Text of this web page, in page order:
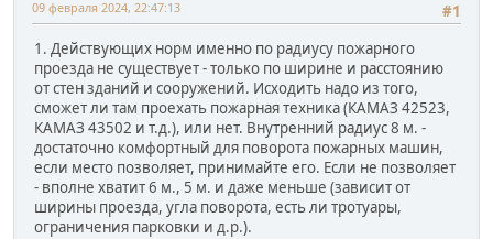
#1
09 февраля 2024, 22:47:13
1. Действующих норм именно по радиусу пожарного
проезда не существует - только по ширине и расстоянию
от стен зданий и сооружений. Исходить надо из того,
сможет ли там проехать пожарная техника (КАМАЗ 42523,
КАМАЗ 43502 и т.д.), или нет. Внутренний радиус 8 м. -
достаточно комфортный для поворота пожарных машин,
если место позволяет, принимайте его. Если не позволяет
- вполне хватит 6 м., 5 м. и даже меньше (зависит от
ширины проезда, угла поворота, есть ли тротуары,
ограничения парковки и д.р.).